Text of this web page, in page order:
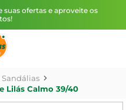
suas ofertas e aproveite os
Sandálias
Lilás Calmo 39/40